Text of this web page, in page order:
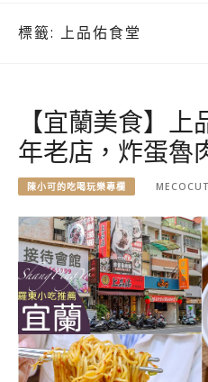
標籤: 上品佑食堂
【宜蘭美食】
年老店，炸蛋魯
陳小可的吃喝玩樂專欄